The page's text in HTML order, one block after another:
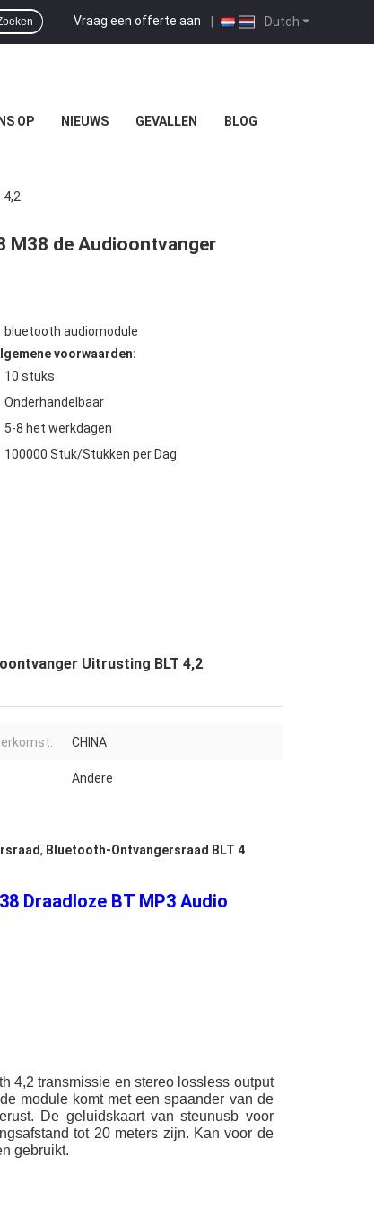
Dutch
Vraag een offerte aan |
OP NIEUWS GEVALLEN BLOG
4,2
M38 de Audioontvanger
bluetooth audiomodule
voorwaarden:
10 stuks
Onderhandelbaar
5-8 het werkdagen
100000 Stuk/Stukken per Dag
Uitrusting BLT 4,2
CHINA
Andere
, Bluetooth-Ontvangersraad BLT 4
Draadloze BT MP3 Audio
4,2 transmissie en stereo lossless output
module komt met een spaander van de
De geluidskaart van steunusb voor
tot 20 meters zijn. Kan voor de
gebruikt.